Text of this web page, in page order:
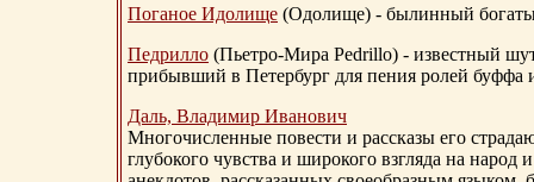
Поганое Идолище (Одолище) - былинный
Педрилло (Пьетро-Мира Pedrillo) - известный
прибывший в Петербург для пения ролей буффа
Даль, Владимир Иванович
Многочисленные повести и рассказы его
глубокого чувства и широкого взгляда на